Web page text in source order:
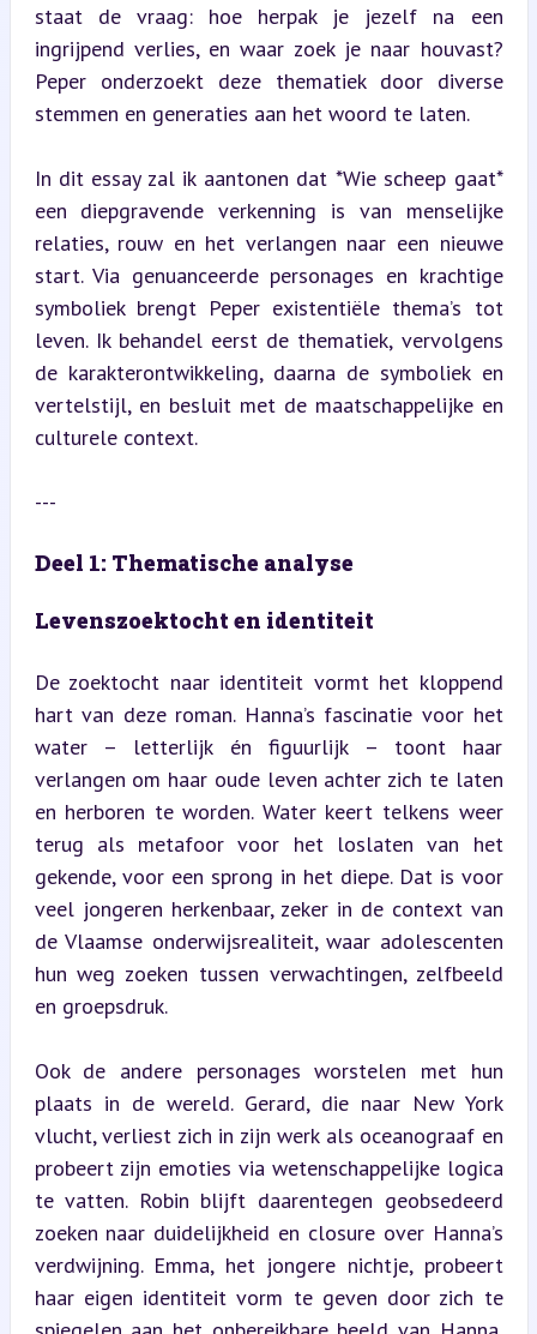
staat de vraag: hoe herpak je jezelf na een
ingrijpend verlies, en waar zoek je naar houvast?
Peper onderzoekt deze thematiek door diverse
stemmen en generaties aan het woord te laten.
In dit essay zal ik aantonen dat *Wie scheep gaat*
een diepgravende verkenning is van menselijke
relaties, rouw en het verlangen naar een nieuwe
start. Via genuanceerde personages en krachtige
symboliek brengt Peper existentiële thema’s tot
leven. Ik behandel eerst de thematiek, vervolgens
de karakterontwikkeling, daarna de symboliek en
vertelstijl, en besluit met de maatschappelijke en
culturele context.
---
Deel 1: Thematische analyse
Levenszoektocht en identiteit
De zoektocht naar identiteit vormt het kloppend
hart van deze roman. Hanna’s fascinatie voor het
water – letterlijk én figuurlijk – toont haar
verlangen om haar oude leven achter zich te laten
en herboren te worden. Water keert telkens weer
terug als metafoor voor het loslaten van het
gekende, voor een sprong in het diepe. Dat is voor
veel jongeren herkenbaar, zeker in de context van
de Vlaamse onderwijsrealiteit, waar adolescenten
hun weg zoeken tussen verwachtingen, zelfbeeld
en groepsdruk.
Ook de andere personages worstelen met hun
plaats in de wereld. Gerard, die naar New York
vlucht, verliest zich in zijn werk als oceanograaf en
probeert zijn emoties via wetenschappelijke logica
te vatten. Robin blijft daarentegen geobsedeerd
zoeken naar duidelijkheid en closure over Hanna’s
verdwijning. Emma, het jongere nichtje, probeert
haar eigen identiteit vorm te geven door zich te